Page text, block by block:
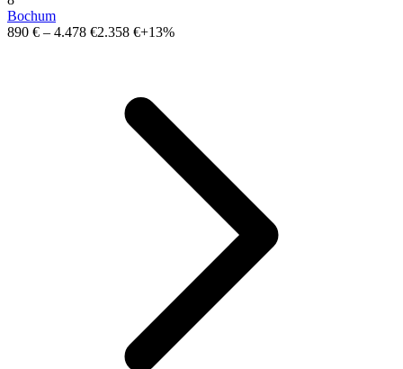
Bochum
890 € – 4.478 €2.358 €+13%